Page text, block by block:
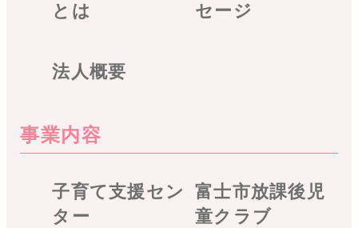
とは
セージ
法人概要
事業内容
子育て支援セン
ター
富士市放課後児
童クラブ